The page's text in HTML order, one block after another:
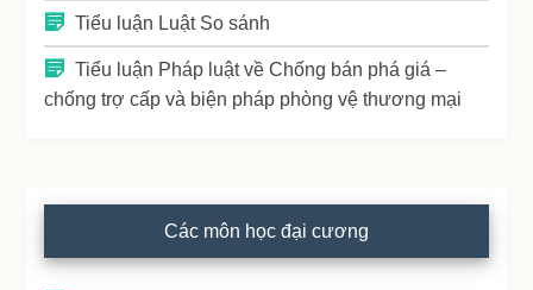
Tiểu luận Luật So sánh
Tiểu luận Pháp luật về Chống bán phá giá –
chống trợ cấp và biện pháp phòng vệ thương mại
Các môn học đại cương